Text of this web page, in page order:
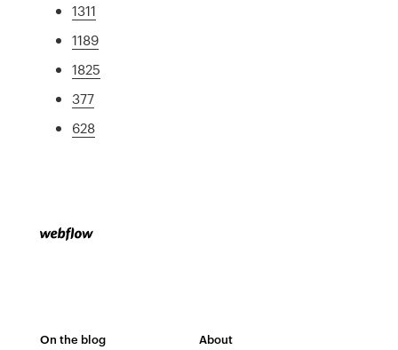
1311
1189
1825
377
628
On the blog About